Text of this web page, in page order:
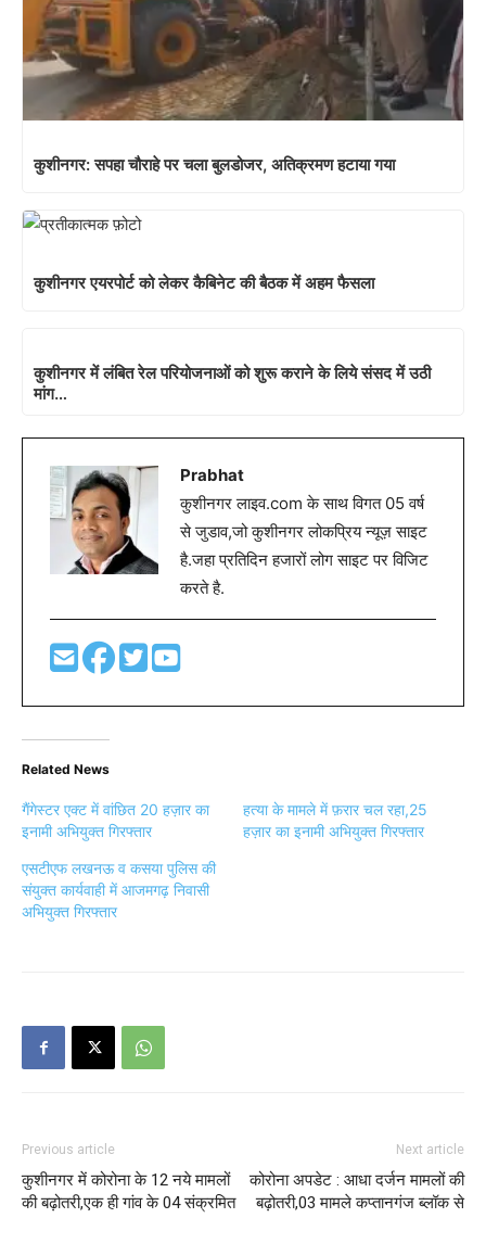
कुशीनगर: सपहा चौराहे पर चला बुलडोजर, अतिक्रमण हटाया गया
कुशीनगर एयरपोर्ट को लेकर कैबिनेट की बैठक में अहम फैसला
कुशीनगर में लंबित रेल परियोजनाओं को शुरू कराने के लिये संसद में उठी
मांग…
Prabhat
कुशीनगर लाइव.com के साथ विगत 05 वर्ष
से जुडाव,जो कुशीनगर लोकप्रिय न्यूज़ साइट
है.जहा प्रतिदिन हजारों लोग साइट पर विजिट
करते है.
Related News
गैंगेस्टर एक्ट में वांछित 20 हज़ार का
इनामी अभियुक्त गिरफ्तार
हत्या के मामले में फ़रार चल रहा,25
हज़ार का इनामी अभियुक्त गिरफ्तार
एसटीएफ लखनऊ व कसया पुलिस की
संयुक्त कार्यवाही में आजमगढ़ निवासी
अभियुक्त गिरफ्तार
Previous article
कुशीनगर में कोरोना के 12 नये मामलों
की बढ़ोतरी,एक ही गांव के 04 संक्रमित
Next article
कोरोना अपडेट : आधा दर्जन मामलों की
बढ़ोतरी,03 मामले कप्तानगंज ब्लॉक से